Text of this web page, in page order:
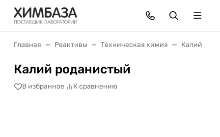
Главная Реактивы Техническая химия Калий
Калий роданистый
В избранное К сравнению